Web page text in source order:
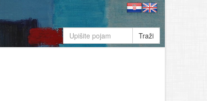
Traži